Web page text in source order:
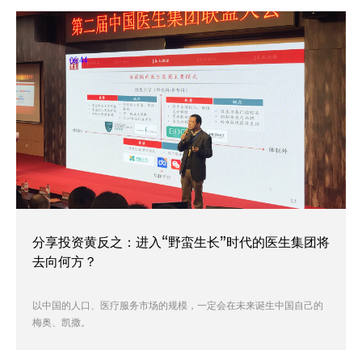
分享投资黄反之：进入“野蛮生长”时代的医生集团将
去向何方？
以中国的人口、医疗服务市场的规模，一定会在未来诞生中国自己的
梅奥、凯撒。